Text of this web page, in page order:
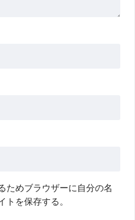
ためブラウザーに自分の名
トを保存する。